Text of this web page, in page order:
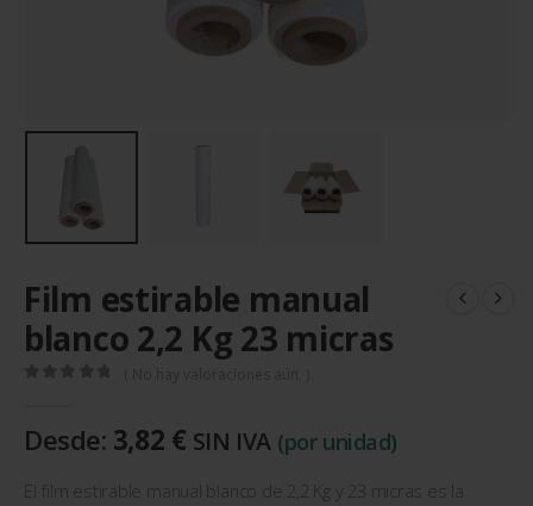
Film estirable manual
blanco 2,2 Kg 23 micras
Desde: 3,82 € SIN IVA (por unidad)
El film estirable manual blanco de 2,2 Kg y 23 micras es la